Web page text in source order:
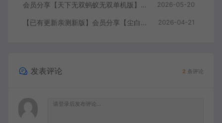
会员分享【天下无双蚂蚁无双单机版】最新整理单机版本 带GM命令后台 武侠怀旧网游 免虚拟机一键端 配套视频教学 2026-05-20
【已有更新亲测新版】会员分享【尘白单机版】二次元射击类网游单机版一键端 2026-04-21
发表评论 2 条评论